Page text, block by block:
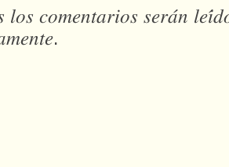
𝑙𝑜𝑠 𝑐𝑜𝑚𝑒𝑛𝑡𝑎𝑟𝑖𝑜𝑠 𝑠𝑒𝑟𝑎́𝑛